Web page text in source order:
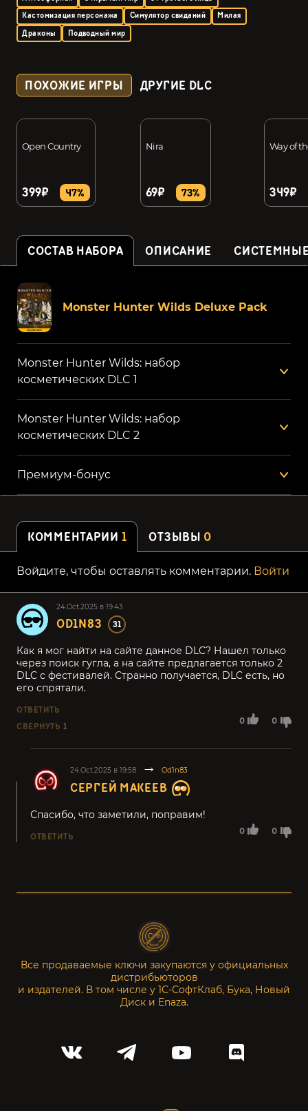
Кастомизация персонажа
Симулятор свиданий
Милая
Драконы
Подводный мир
ПОХОЖИЕ ИГРЫ ДРУГИЕ DLC
Open Country
399₽ 47%
Nira
69₽ 73%
Way of
349₽
СОСТАВ НАБОРА ОПИСАНИЕ
Monster Hunter Wilds Deluxe Pack
Monster Hunter Wilds: набор
косметических DLC 1
Monster Hunter Wilds: набор
косметических DLC 2
Премиум-бонус
КОММЕНТАРИИ 1 ОТЗЫВЫ 0
Войдите, чтобы оставлять комментарии. Войти
24.Oct.2025 в 19:43
OD1N83 31
0 0
Как я мог найти на сайте данное DLC? Нашел только
через поиск гугла, а на сайте предлагается только 2
DLC c фестивалей. Странно получается, DLC есть, но
его спрятали.
ОТВЕТИТЬ
СВЕРНУТЬ 1
24.Oct.2025 в 19:58 Od1n83
СЕРГЕЙ МАКЕЕВ
0 0
Спасибо, что заметили, поправим!
ОТВЕТИТЬ
Все продаваемые ключи закупаются у официальных
дистрибьюторов
и издателей. В том числе у 1С-СофтКлаб, Бука, Новый
Диск и Enaza.